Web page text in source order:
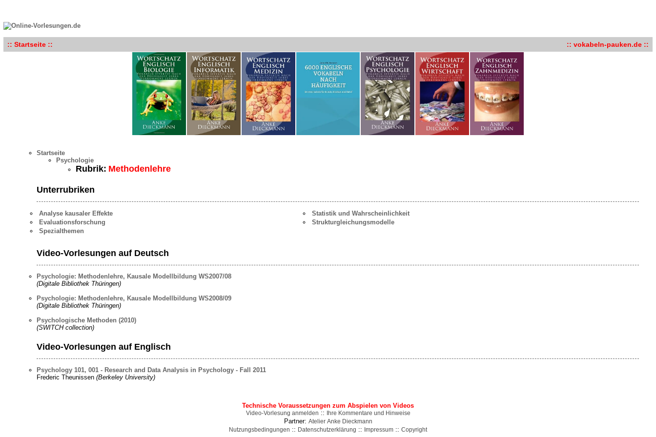
:: Startseite :: :: vokabeln-pauken.de ::
Startseite
Psychologie
Rubrik: Methodenlehre
Unterrubriken
Analyse kausaler Effekte
Evaluationsforschung
Spezialthemen
Statistik und Wahrscheinlichkeit
Strukturgleichungsmodelle
Video-Vorlesungen auf Deutsch
Psychologie: Methodenlehre, Kausale Modellbildung WS2007/08
(Digitale Bibliothek Thüringen)
Psychologie: Methodenlehre, Kausale Modellbildung WS2008/09
(Digitale Bibliothek Thüringen)
Psychologische Methoden (2010)
(SWITCH collection)
Video-Vorlesungen auf Englisch
Psychology 101, 001 - Research and Data Analysis in Psychology - Fall 2011
Frederic Theunissen (Berkeley University)
Technische Voraussetzungen zum Abspielen von Videos
Video-Vorlesung anmelden :: Ihre Kommentare und Hinweise
Partner: Atelier Anke Dieckmann
Nutzungsbedingungen :: Datenschutzerklärung :: Impressum :: Copyright